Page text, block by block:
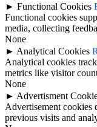
► Functional Cookies
Functional cookies
media, collecting
None
► Analytical Cookies
Analytical cookies
metrics like visitor
None
► Advertisment
Advertisement cookies
previous visits and